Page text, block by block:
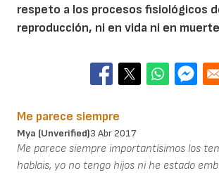
respeto a los procesos fisiológicos
reproducción, ni en vida ni en
Me parece siempre
Mya (unverified)3 Abr 2017
Me parece siempre importantísimos los
hablais, yo no tengo hijos ni he estado